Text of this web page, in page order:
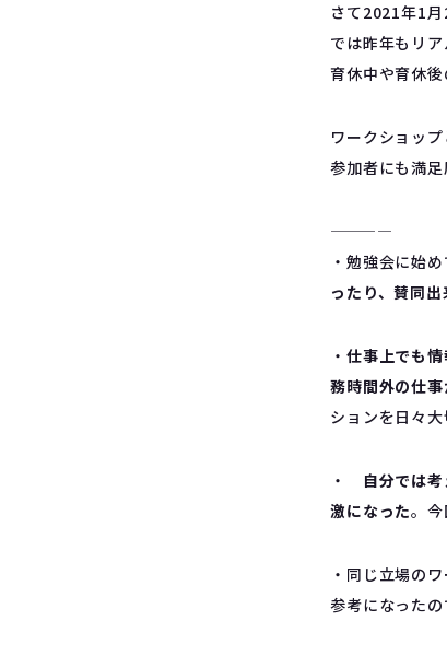
さて2021年1
では昨年もリ
育休中や育休後
ワークショッ
参加者にも満足
————
・勉強会に始
ったり、賛同
・ 仕事上でも
務時間外の仕
ションを日々大
・
自分では
激になった。今
・同じ立場の
参考になったの